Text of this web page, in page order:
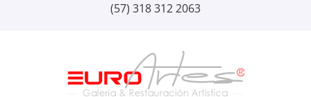
(57) 318 312 2063